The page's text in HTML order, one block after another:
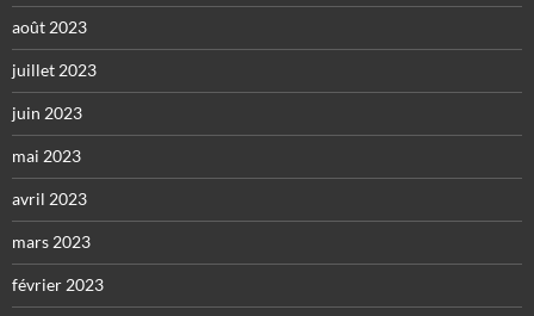
août 2023
juillet 2023
juin 2023
mai 2023
avril 2023
mars 2023
février 2023